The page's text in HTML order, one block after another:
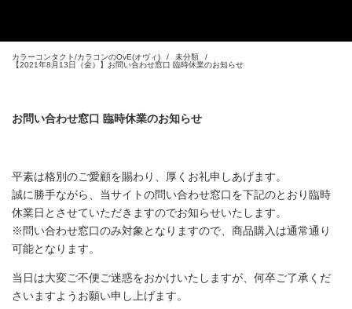
カラーコンタクト/カラコンのOvE(オヴィ)
未分類
【2021年8月13日（金）】お問い合わせ窓口 臨時休業のお知らせ
お問い合わせ窓口 臨時休業のお知らせ
平素は格別のご愛顧を賜わり、厚くお礼申しあげます。
誠に勝手ながら、当サイトの問い合わせ窓口を下記のとおり臨時
休業日とさせていただきますのでお知らせいたします。
※問い合わせ窓口のみ対象となりますので、商品購入は通常通り
可能となります。
当日は大変ご不便ご迷惑をおかけいたしますが、何卒ご了承くだ
さいますようお願い申し上げます。